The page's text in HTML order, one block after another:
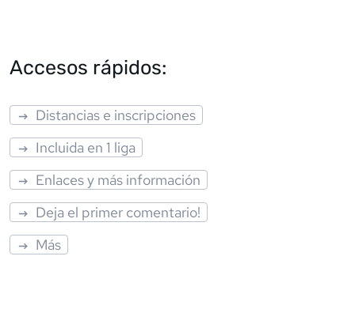
Accesos rápidos:
Distancias e inscripciones
Incluida en 1 liga
Enlaces y más información
Deja el primer comentario!
Más